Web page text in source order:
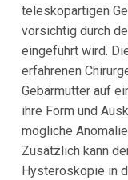
teleskopartigen
vorsichtig durch
eingeführt wird.
erfahrenen
Gebärmutter auf
ihre Form und
mögliche
Zusätzlich kann
Hysteroskopie in